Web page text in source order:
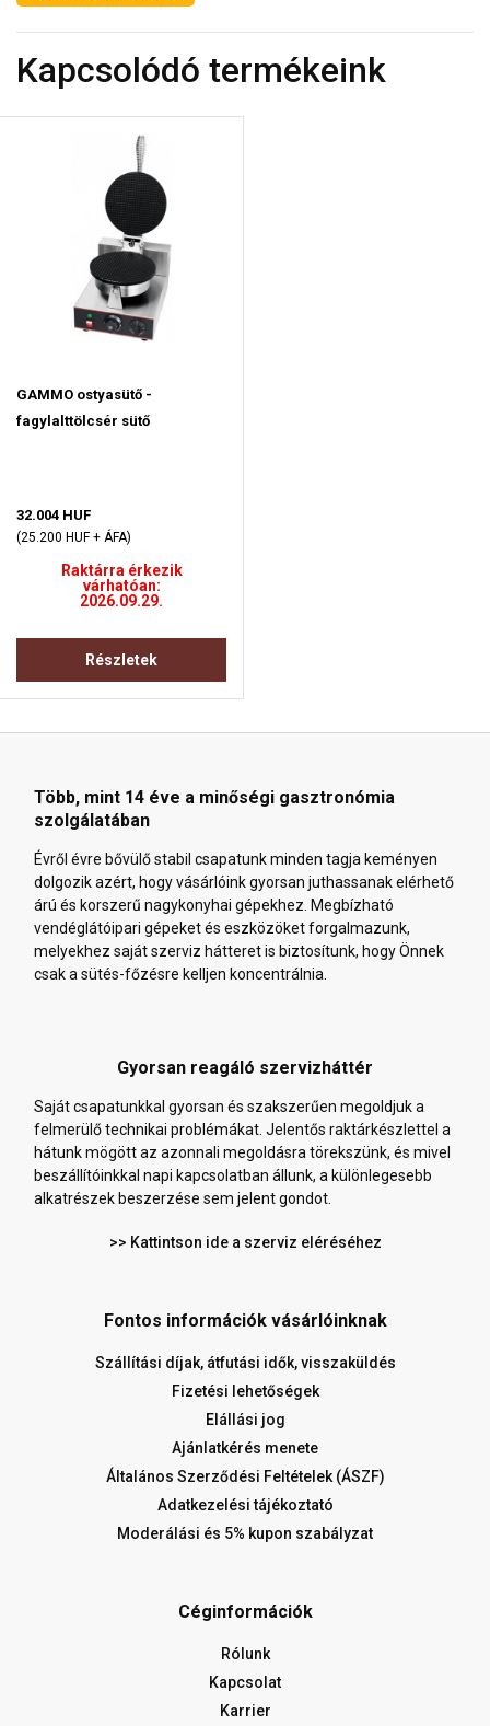
Kapcsolódó termékeink
GAMMO ostyasütő -
fagylalttölcsér sütő
32.004 HUF
(25.200 HUF + ÁFA)
Raktárra érkezik
várhatóan:
2026.09.29.
Részletek
Több, mint 14 éve a minőségi gasztronómia
szolgálatában
Évről évre bővülő stabil csapatunk minden tagja keményen
dolgozik azért, hogy vásárlóink gyorsan juthassanak elérhető
árú és korszerű nagykonyhai gépekhez. Megbízható
vendéglátóipari gépeket és eszközöket forgalmazunk,
melyekhez saját szerviz hátteret is biztosítunk, hogy Önnek
csak a sütés-főzésre kelljen koncentrálnia.
Gyorsan reagáló szervizháttér
Saját csapatunkkal gyorsan és szakszerűen megoldjuk a
felmerülő technikai problémákat. Jelentős raktárkészlettel a
hátunk mögött az azonnali megoldásra törekszünk, és mivel
beszállítóinkkal napi kapcsolatban állunk, a különlegesebb
alkatrészek beszerzése sem jelent gondot.
>> Kattintson ide a szerviz eléréséhez
Fontos információk vásárlóinknak
Szállítási díjak, átfutási idők, visszaküldés
Fizetési lehetőségek
Elállási jog
Ajánlatkérés menete
Általános Szerződési Feltételek (ÁSZF)
Adatkezelési tájékoztató
Moderálási és 5% kupon szabályzat
Céginformációk
Rólunk
Kapcsolat
Karrier